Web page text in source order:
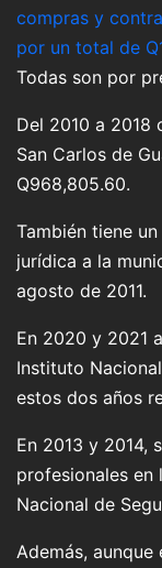
compras y
por un total de
Todas son por
Del 2010 a 2018
San Carlos de
Q968,805.60.
También tiene
jurídica a la
agosto de 2011.
En 2020 y 2021
Instituto
estos dos años
En 2013 y 2014,
profesionales en
Nacional de
Además,